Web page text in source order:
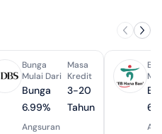
Bunga
Mulai Dari
Bunga
6.99%
Angsuran
Masa
Kredit
3-20
Tahun